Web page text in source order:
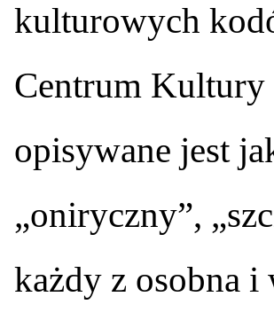
kulturowych
Centrum
opisywane jest
„oniryczny”,
każdy z osobna